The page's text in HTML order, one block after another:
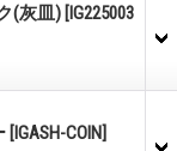
(灰皿) [IG225003
[IGASH-COIN]